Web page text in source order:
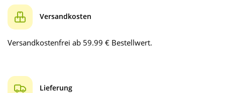
Versandkosten
Versandkostenfrei ab 59.99 € Bestellwert.
Lieferung